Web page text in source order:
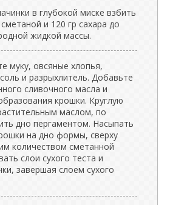
в глубокой миске взбить
и 120 гр сахара до
жидкой массы.
муку, овсяные хлопья,
и разрыхлитель. Добавьте
сливочного масла и
крошки. Круглую
маслом, по
дно пергаментом. Насыпать
на дно формы, сверху
количеством сметанной
слои сухого теста и
завершая слоем сухого